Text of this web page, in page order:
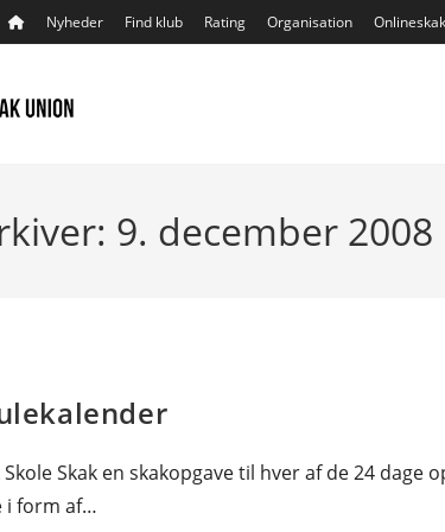
Nyheder Find klub Rating Organisation Onlineskak
9. december 2008
Skak en skakopgave til hver af de 24 dage
i form af…